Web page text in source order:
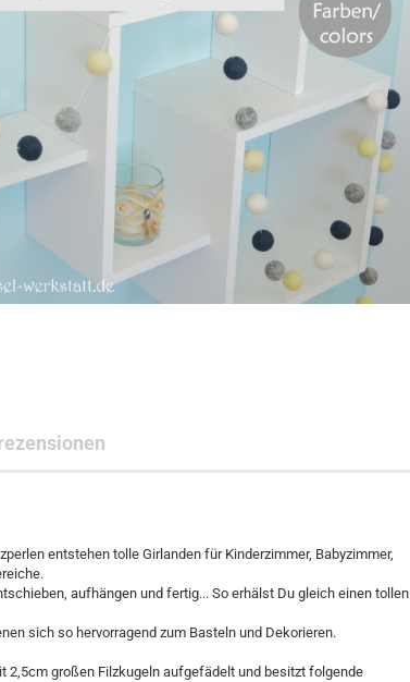
entstehen tolle Girlanden für Kinderzimmer, Babyzimmer,
aufhängen und fertig... So erhälst Du gleich einen tollen
sich so hervorragend zum Basteln und Dekorieren.
2,5cm großen Filzkugeln aufgefädelt und besitzt folgende